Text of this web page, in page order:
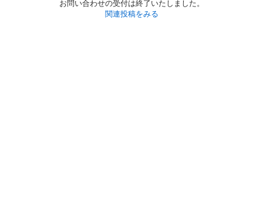
お問い合わせの受付は終了いたしました。
関連投稿をみる